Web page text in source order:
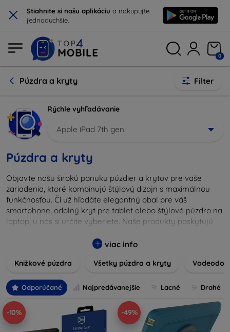
× Stiahnite si našu aplikáciu a nakupujte
jednoduchšie.
0
Púzdra a kryty Filter
Rýchle vyhľadávanie
Apple iPad 7th gen.
Púzdra a kryty
Objavte našu širokú ponuku púzdier a krytov pre vaše
zariadenia, ktoré kombinujú štýlový dizajn s maximálnou
funkčnosťou. Či už hľadáte elegantný obal pre váš
smartphone, odolný kryt pre tablet alebo štýlové púzdro na
laptop, u nás si určite vyberiete. Naše produkty poskytujú
nárazmi, pričom zohľadňujú aj estetické a praktické
našli ten pravý doplnok pre vaše zariadenie. Naše púzdra a
kryty sú nielen praktické, ale aj módne, takže sa stanú
neoddeliteľnou súčasťou vášho každodenného outfitu. Pre
milovníkov technológií alebo tých, ktorí chcú len ochrániť
svoju investíciu, sme tu práve pre vás.
viac info
Knižkové púzdra Všetky púzdra a kryty
Odporúčané Najpredávanejšie Lacné Drahé
-10% -49%